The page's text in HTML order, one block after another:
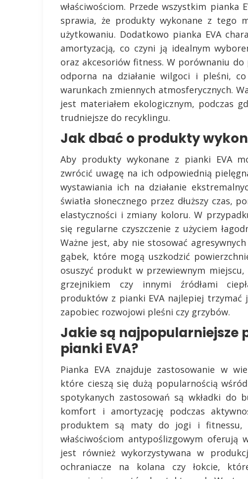
właściwościom. Przede wszystkim pianka
sprawia, że produkty wykonane z tego
użytkowaniu. Dodatkowo pianka EVA
amortyzacją, co czyni ją idealnym
oraz akcesoriów fitness. W porównaniu
odporna na działanie wilgoci i pleśni,
warunkach zmiennych atmosferycznych.
jest materiałem ekologicznym, podczas
trudniejsze do recyklingu.
Jak dbać o produkty
Aby produkty wykonane z pianki EVA
zwrócić uwagę na ich odpowiednią
wystawiania ich na działanie
światła słonecznego przez dłuższy czas,
elastyczności i zmiany koloru. W
się regularne czyszczenie z użyciem
Ważne jest, aby nie stosować
gąbek, które mogą uszkodzić
osuszyć produkt w przewiewnym
grzejnikiem czy innymi źródłami
produktów z pianki EVA najlepiej trzymać
zapobiec rozwojowi pleśni czy grzybów.
Jakie są najpopularniejsze
pianki EVA?
Pianka EVA znajduje zastosowanie w
które cieszą się dużą popularnością
spotykanych zastosowań są wkładki do
komfort i amortyzację podczas
produktem są maty do jogi i fitnessu,
właściwościom antypoślizgowym oferują
jest również wykorzystywana w
ochraniacze na kolana czy łokcie,